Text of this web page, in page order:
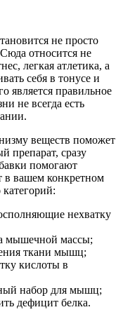
не просто
относится не
легкая атлетика, а
себя в тонусе и
является правильное
не всегда есть
веществ поможет
препарат, сразу
помогают
в вашем конкретном
нехватку
мышечной массы;
ткани мышц;
кислоты в
набор для мышц;
дефицит белка.